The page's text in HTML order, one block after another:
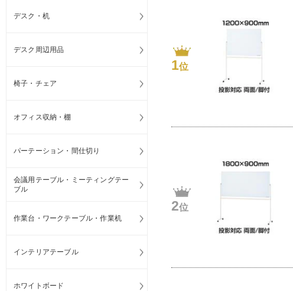
1位
2位
デスク・机
デスク周辺用品
椅子・チェア
オフィス収納・棚
パーテーション・間仕切り
会議用テーブル・ミーティングテー
ブル
作業台・ワークテーブル・作業机
インテリアテーブル
ホワイトボード